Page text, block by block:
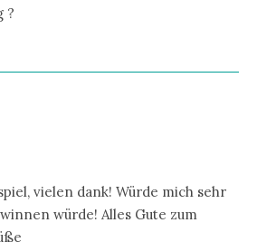
?
vielen dank! Würde mich sehr
würde! Alles Gute zum